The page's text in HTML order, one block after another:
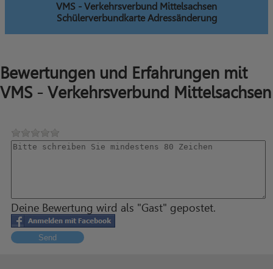
VMS - Verkehrsverbund Mittelsachsen
Schülerverbundkarte Adressänderung
Bewertungen und Erfahrungen mit
VMS - Verkehrsverbund Mittelsachsen
Deine Bewertung wird als "Gast" gepostet.
Send